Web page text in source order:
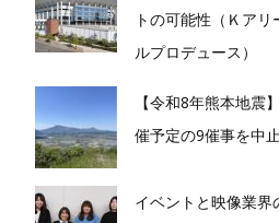
トの可能性（Ｋア
ルプロデュース）
【令和8年熊本地震
催予定の9催事を中
イベントと映像業界